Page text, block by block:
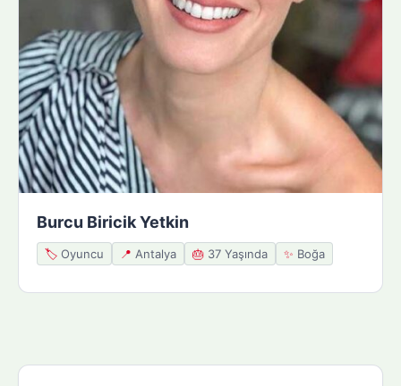
Burcu Biricik Yetkin
🏷️ Oyuncu 📍 Antalya 🎂 37 Yaşında ✨ Boğa